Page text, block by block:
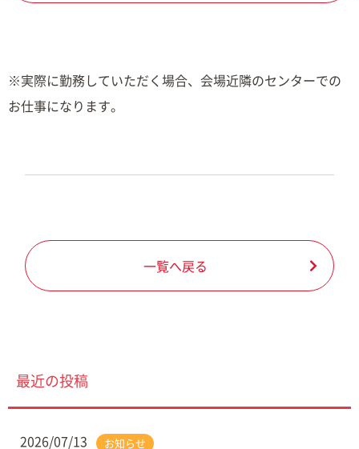
※実際に勤務していただく場合、会場近隣のセンターでの
お仕事になります。
一覧へ戻る
最近の投稿
2026/07/13 お知らせ